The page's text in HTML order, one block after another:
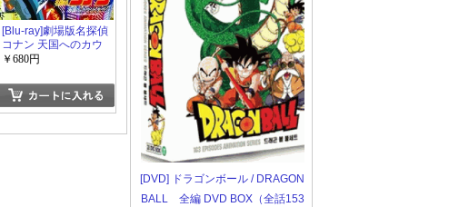
[Blu-ray]劇場版名探偵
コナン 天国へのカウ
ントダウン「邦画
リー」
￥680円
[DVD] ドラゴンボール / DRAGON
BALL 全編 DVD BOX（全話153